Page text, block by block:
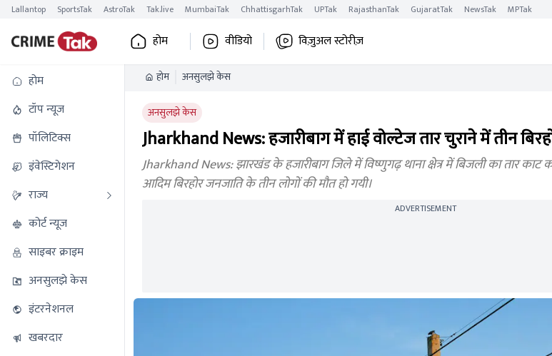
Lallantop SportsTak AstroTak Tak.live MumbaiTak ChhattisgarhTak UPTak RajasthanTak GujaratTak NewsTak MPTak
होम वीडियो विज़ुअल स्टोरीज़
होम
टॉप न्यूज
पॉलिटिक्स
इंवेस्टिगेशन
राज्य
कोर्ट न्यूज
साइबर क्राइम
अनसुलझे केस
इंटरनेशनल
खबरदार
होम अनसुलझे केस
अनसुलझे केस
Jharkhand News: हजारीबाग में हाई वोल्टेज तार चुराने में तीन
Jharkhand News: झारखंड के हजारीबाग जिले में विष्णुगढ़ थाना क्षेत्र में बिजली का तार
आदिम बिरहोर जनजाति के तीन लोगों की मौत हो गयी।
ADVERTISEMENT